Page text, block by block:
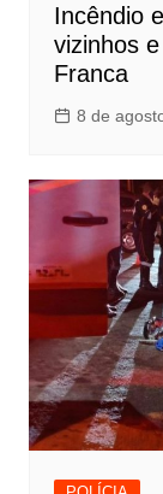
Incêndio
vizinhos
Franca
8 de